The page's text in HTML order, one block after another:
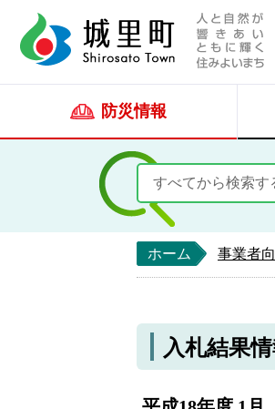
防災情報
ホーム 事業者
入札結果